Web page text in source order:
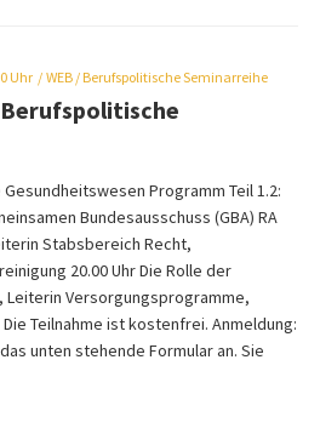
Uhr WEB / Berufspolitische Seminarreihe
Programm Teil 1.2:
Bundesausschuss (GBA) RA
Stabsbereich Recht,
20.00 Uhr Die Rolle der
Leiterin Versorgungsprogramme,
Teilnahme ist kostenfrei. Anmeldung:
unten stehende Formular an. Sie